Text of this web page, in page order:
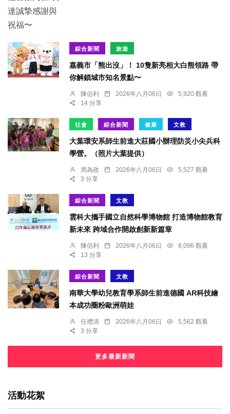
綜合新聞 旅遊
嘉義市「熊出沒」！ 10隻新亮相大白熊領路 帶
你解鎖城市知名景點〜
陳信利 2026年八月06日
5,920 觀看
14 分享
社會 綜合新聞 健康 文教
大葉環安系師生前進大莊國小辦理防災小尖兵科
學營。（照片大葉提供）
周為政 2026年八月06日
5,527 觀看
3 分享
綜合新聞 文教
雲科大攜手國立自然科學博物館 打造博物館教育
新未來 跨域合作開啟創新新篇章
陳信利 2026年八月06日
8,096 觀看
13 分享
綜合新聞 文教
南華大學幼兒教育學系師生前進德國 AR科技繪
本成功圈粉歐洲萌娃
任禮清 2026年八月06日
5,562 觀看
3 分享
更多最新新聞
活動花絮